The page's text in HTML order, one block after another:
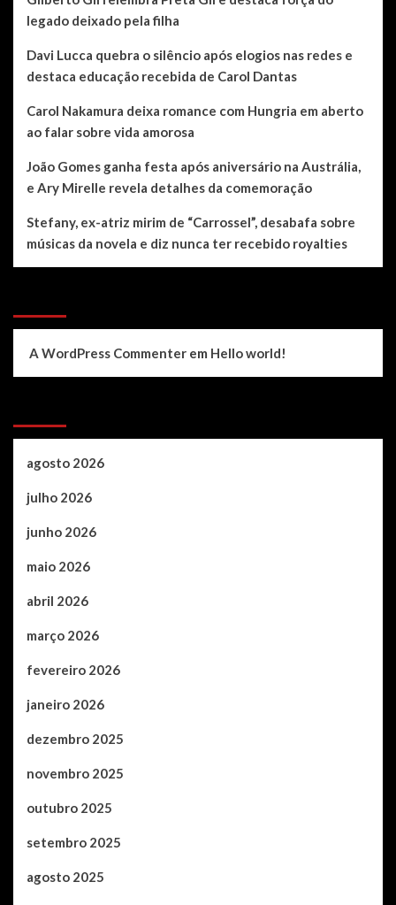
legado deixado pela filha
Davi Lucca quebra o silêncio após elogios nas redes e
destaca educação recebida de Carol Dantas
Carol Nakamura deixa romance com Hungria em aberto
ao falar sobre vida amorosa
João Gomes ganha festa após aniversário na Austrália,
e Ary Mirelle revela detalhes da comemoração
Stefany, ex-atriz mirim de “Carrossel”, desabafa sobre
músicas da novela e diz nunca ter recebido royalties
A WordPress Commenter em Hello world!
agosto 2026
julho 2026
junho 2026
maio 2026
abril 2026
março 2026
fevereiro 2026
janeiro 2026
dezembro 2025
novembro 2025
outubro 2025
setembro 2025
agosto 2025